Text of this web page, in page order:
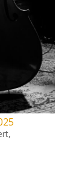
,